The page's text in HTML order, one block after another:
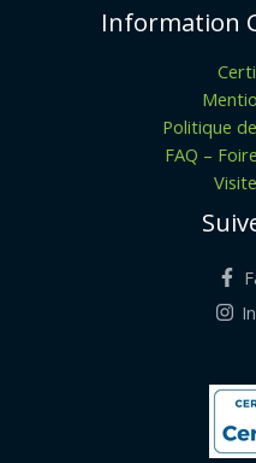
Information
Politique
FAQ –